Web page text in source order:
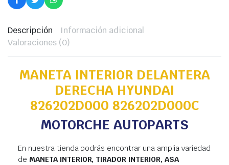
Descripción
Información adicional
Valoraciones (0)
MANETA INTERIOR DELANTERA
DERECHA HYUNDAI
826202D000 826202D000C
MOTORCHE AUTOPARTS
En nuestra tienda podrás encontrar una amplia variedad
de MANETA INTERIOR, TIRADOR INTERIOR, ASA